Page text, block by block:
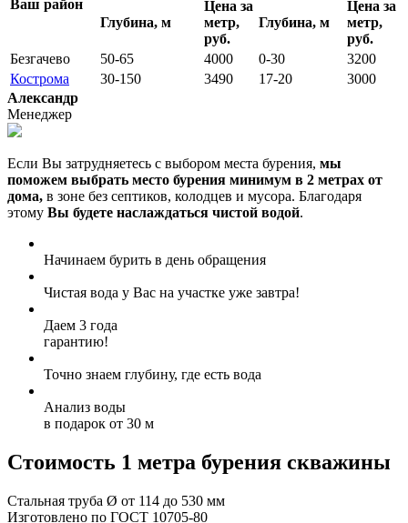
Ваш район
Глубина, м
Цена за
метр,
руб.
Глубина, м
Цена за
метр,
руб.
Безгачево
50-65 4000 0-30
3200
Кострома
30-150 3490 17-20
3000
Александр
Менеджер
Если Вы затрудняетесь с выбором места бурения, мы
поможем выбрать место бурения минимум в 2 метрах от
дома, в зоне без септиков, колодцев и мусора. Благодаря
этому Вы будете наслаждаться чистой водой.
Начинаем бурить в день обращения
Чистая вода у Вас на участке уже завтра!
Даем 3 года
гарантию!
Точно знаем глубину, где есть вода
Анализ воды
в подарок от 30 м
Стоимость 1 метра бурения скважины
Стальная труба Ø от 114 до 530 мм
Изготовлено по ГОСТ 10705-80